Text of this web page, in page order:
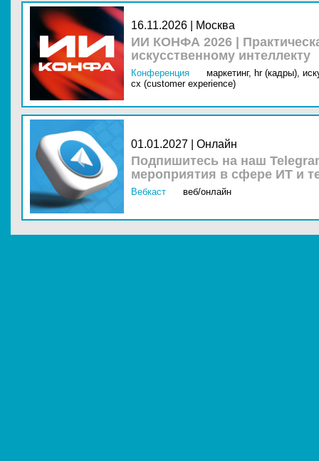
16.11.2026 | Москва
ИИ КОНФА 2026 |
искусственному интеллекту
Конференция маркетинг, hr (кадры),
cx (customer experience)
01.01.2027 | Онлайн
Подпишитесь на наш
мероприятия в сфере ИТ и
Вебкаст веб/онлайн